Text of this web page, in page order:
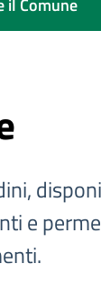
il Comune
e